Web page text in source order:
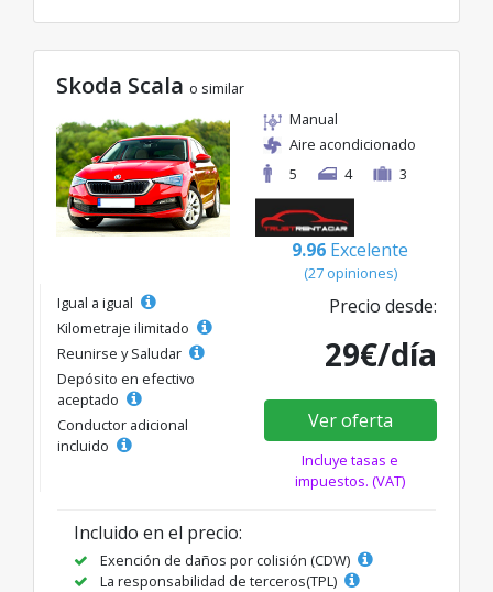
Skoda Scala o similar
Manual
Aire acondicionado
5
4 3
9.96 Excelente
(27 opiniones)
Igual a igual
Kilometraje ilimitado
Reunirse y Saludar
Depósito en efectivo
aceptado
Conductor adicional
incluido
Precio desde:
29€/día
Ver oferta
Incluye tasas e
impuestos. (VAT)
Incluido en el precio:
Exención de daños por colisión (CDW)
La responsabilidad de terceros(TPL)